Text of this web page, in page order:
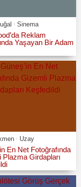
Sinema
Reklam
Yaşayan Bir Adam
Uzay
En Net Fotoğrafında
Plazma Girdapları